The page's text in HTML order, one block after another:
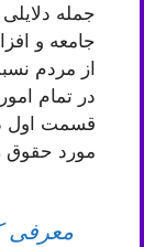
جمله
جامعه و
از مردم
در تمام
قسمت اول
مورد حقوق
معرفی